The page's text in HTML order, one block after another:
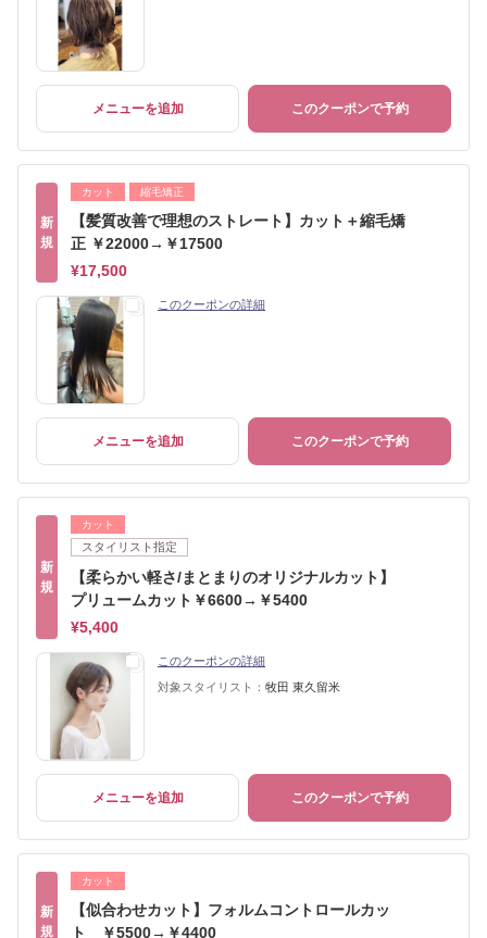
メニューを追加 このクーポンで予約
新
規
カット 縮毛矯正
【髪質改善で理想のストレート】カット＋縮毛矯
正 ￥22000→￥17500
¥17,500
このクーポンの詳細
メニューを追加 このクーポンで予約
新
規
カット
スタイリスト指定
【柔らかい軽さ/まとまりのオリジナルカット】
プリュームカット￥6600→￥5400
¥5,400
このクーポンの詳細
対象スタイリスト： 牧田 東久留米
メニューを追加 このクーポンで予約
新
規
カット
【似合わせカット】フォルムコントロールカッ
ト ￥5500→￥4400